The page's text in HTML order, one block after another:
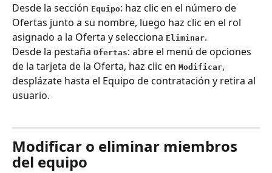
Desde la sección Equipo: haz clic en el número de
Ofertas junto a su nombre, luego haz clic en el rol
asignado a la Oferta y selecciona Eliminar.
Desde la pestaña Ofertas: abre el menú de opciones
de la tarjeta de la Oferta, haz clic en Modificar,
desplázate hasta el Equipo de contratación y retira al
usuario.
Modificar o eliminar miembros
del equipo